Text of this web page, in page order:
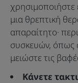
μια θρεπτική
απαραίτητο·
συσκευών, όπως
μειώστε τις
Κάνετε